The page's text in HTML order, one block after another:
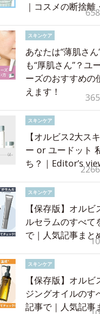
｜コスメの断捨離
スキンケア
あなたは“薄肌さん
も“厚肌さん”？ユ
ーズのおすすめの
えます！
スキンケア
【オルビス2大ス
ー or ユードット
ち？｜Editor’s
スキンケア
【保存版】オルビ
ルセラムのすべて
で｜人気記事まと
スキンケア
【保存版】オル
ジングオイルのす
記事で｜人気記事